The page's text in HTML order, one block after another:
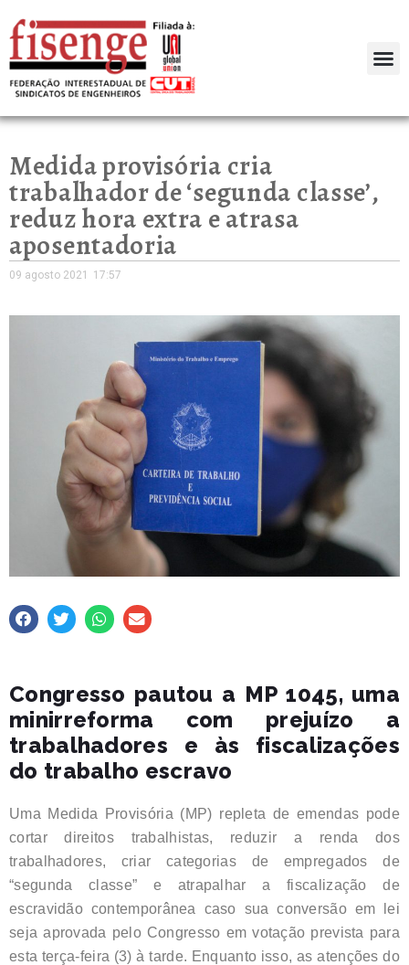
Medida provisória cria
trabalhador de ‘segunda classe’,
reduz hora extra e atrasa
aposentadoria
09 agosto 2021 17:57
Congresso pautou a MP 1045, uma
minirreforma com prejuízo a
trabalhadores e às fiscalizações
do trabalho escravo
Uma Medida Provisória (MP) repleta de emendas pode
cortar direitos trabalhistas, reduzir a renda dos
trabalhadores, criar categorias de empregados de
“segunda classe” e atrapalhar a fiscalização de
escravidão contemporânea caso sua conversão em lei
seja aprovada pelo Congresso em votação prevista para
esta terça-feira (3) à tarde. Enquanto isso, as atenções do